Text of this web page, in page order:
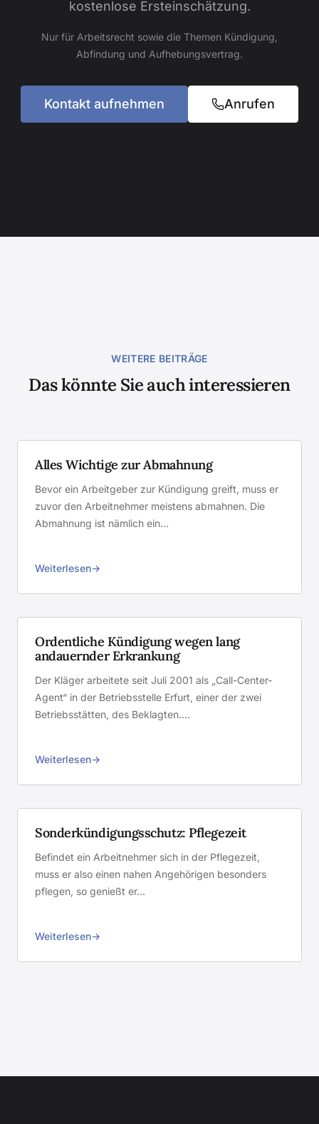
kostenlose Ersteinschätzung.
Nur für Arbeitsrecht sowie die Themen Kündigung,
Abfindung und Aufhebungsvertrag.
Kontakt aufnehmen Anrufen
WEITERE BEITRÄGE
Das könnte Sie auch interessieren
Alles Wichtige zur Abmahnung
Bevor ein Arbeitgeber zur Kündigung greift, muss er
zuvor den Arbeitnehmer meistens abmahnen. Die
Abmahnung ist nämlich ein…
Weiterlesen
Ordentliche Kündigung wegen lang
andauernder Erkrankung
Der Kläger arbeitete seit Juli 2001 als „Call-Center-
Agent“ in der Betriebsstelle Erfurt, einer der zwei
Betriebsstätten, des Beklagten.…
Weiterlesen
Sonderkündigungsschutz: Pflegezeit
Befindet ein Arbeitnehmer sich in der Pflegezeit,
muss er also einen nahen Angehörigen besonders
pflegen, so genießt er…
Weiterlesen